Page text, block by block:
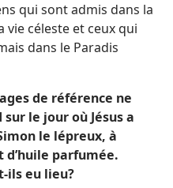
qui sont admis dans la
vie céleste et ceux qui
dans le Paradis
de référence ne
le jour où Jésus a
le lépreux, à
parfumée.
​ils eu lieu?